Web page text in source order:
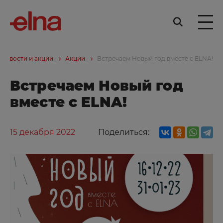
Новости и акции Акции Встречаем Новый год вместе с ELNA!
Встречаем Новый год
вместе с ELNA!
15 декабря 2022 Поделиться: